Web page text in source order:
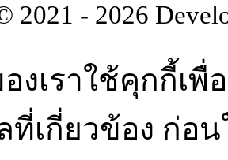
2021 - 2026
งเราใช้คุกกี้เ
เกี่ยวข้อง ก่อน